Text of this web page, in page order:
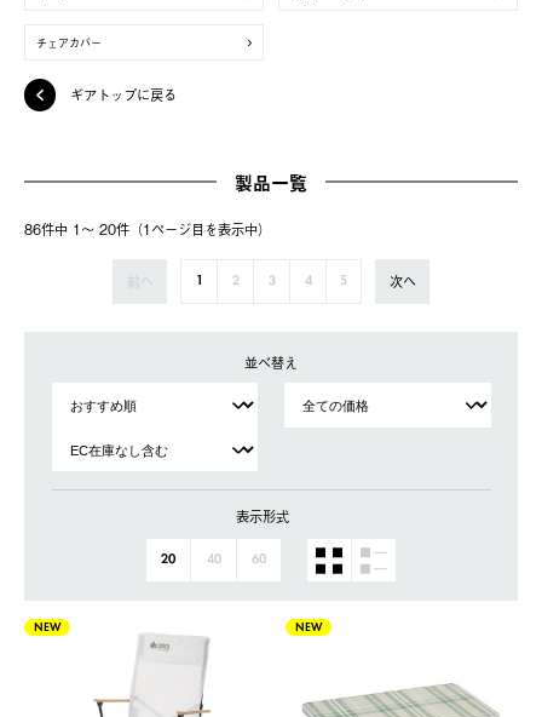
チェアカバー
ギアトップに戻る
製品一覧
86件中 1〜 20件（1ページ⽬を表⽰中）
前へ 1 2 3 4 5 次へ
並べ替え
表示形式
20 40 60
NEW NEW